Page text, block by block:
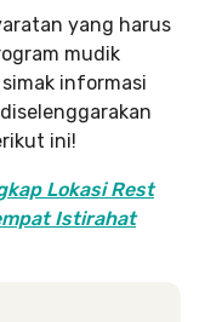
yang harus
mudik
informasi
ini!
Lokasi Rest
Istirahat